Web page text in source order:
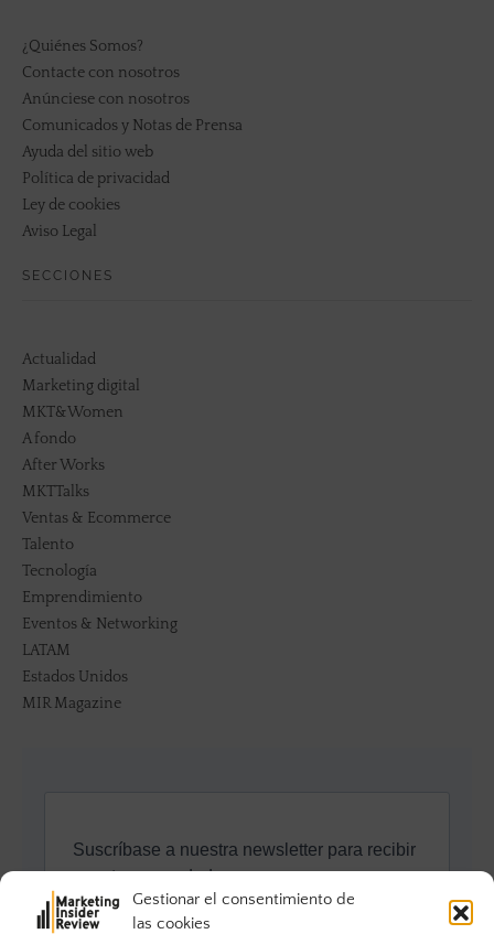
Gestionar el consentimiento de
las cookies
¿Quiénes Somos?
Contacte con nosotros
Anúnciese con nosotros
Comunicados y Notas de Prensa
Ayuda del sitio web
Política de privacidad
Ley de cookies
Aviso Legal
SECCIONES
Actualidad
Marketing digital
MKT&Women
A fondo
After Works
MKTTalks
Ventas & Ecommerce
Talento
Tecnología
Emprendimiento
Eventos & Networking
LATAM
Estados Unidos
MIR Magazine